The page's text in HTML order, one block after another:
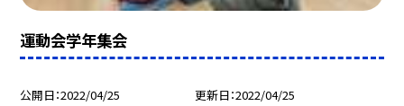
運動会学年集会
公開日 2022/04/25 更新日 2022/04/25